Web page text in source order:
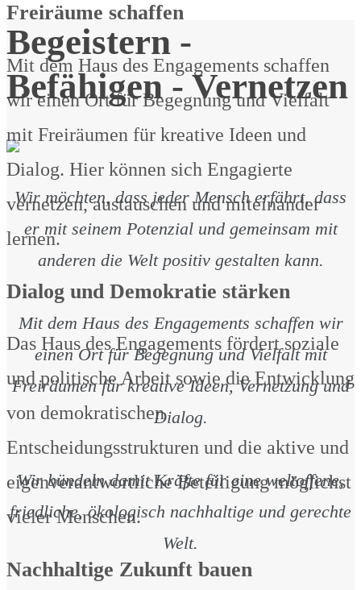
Freiräume schaffen
Mit dem Haus des Engagements schaffen
wir einen Ort für Begegnung und Vielfalt
mit Freiräumen für kreative Ideen und
Dialog. Hier können sich Engagierte
vernetzen, austauschen und miteinander
lernen.
Dialog und Demokratie stärken
Das Haus des Engagements fördert soziale
und politische Arbeit sowie die Entwicklung
von demokratischen
Entscheidungsstrukturen und die aktive und
eigenverantwortliche Beteiligung möglichst
vieler Menschen.
Nachhaltige Zukunft bauen
Begeistern -
Befähigen - Vernetzen
Wir möchten, dass jeder Mensch erfährt, dass
er mit seinem Potenzial und gemeinsam mit
anderen die Welt positiv gestalten kann.
Mit dem Haus des Engagements schaffen wir
einen Ort für Begegnung und Vielfalt mit
Freiräumen für kreative Ideen, Vernetzung und
Dialog.
Wir bündeln damit Kräfte für eine weltoffene,
friedliche, ökologisch nachhaltige und gerechte
Welt.